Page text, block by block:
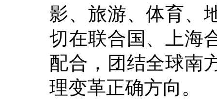
影、旅游、体育、
切在联合国、上海
配合，团结全球南
理变革正确方向。